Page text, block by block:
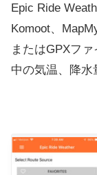
Epic Ride
Komoot、
またはGPXフ
中の気温、降水